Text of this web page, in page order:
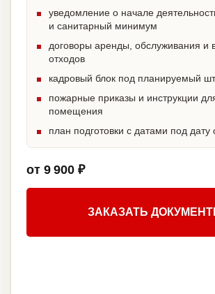
уведомление о начале
и санитарный минимум
договоры аренды, обслуживания и
отходов
кадровый блок под планируемый
пожарные приказы и инструкции
помещения
план подготовки с датами под дату
от 9 900 ₽
ЗАКАЗАТЬ